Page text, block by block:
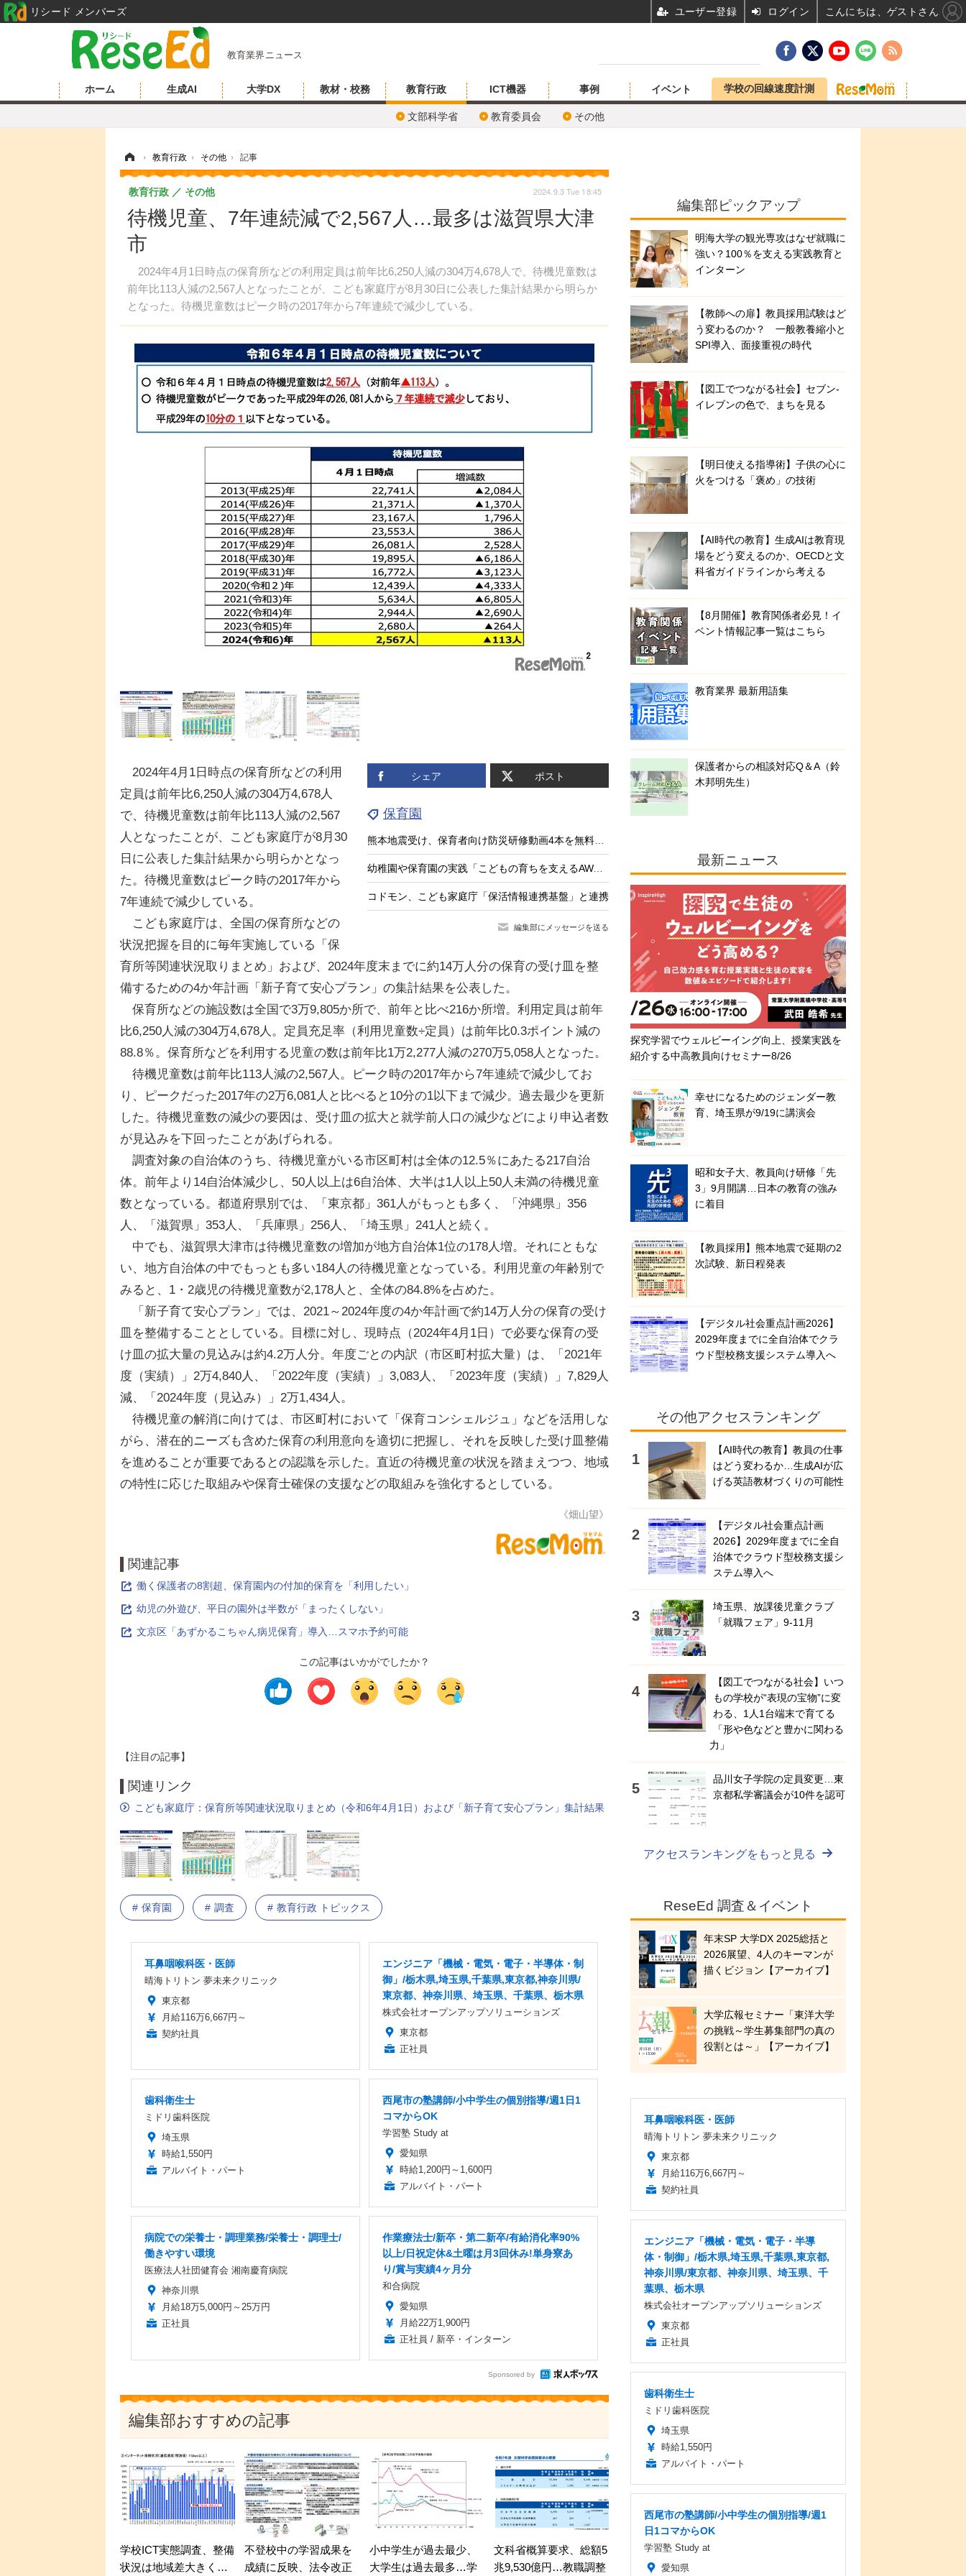
教育業界ニュース
ホーム 生成AI 大学DX 教材・校務 教育行政
文部科学省 教育委員会 その他
ICT機器 事例 イベント 学校の回線速度計測
› 教育行政 › その他 › 記事
待機児童、7年連続減で2,567人…最多は滋賀県大津
市
2024年4月1日時点の保育所などの利用定員は前年比6,250人減の304万4,678人で、待機児童数は
前年比113人減の2,567人となったことが、こども家庭庁が8月30日に公表した集計結果から明らか
となった。待機児童数はピーク時の2017年から7年連続で減少している。
教育行政 その他 2024.9.3 Tue 18:45
シェア ポスト
保育園
熊本地震受け、保育者向け防災研修動画4本を無料公開
幼稚園や保育園の実践「こどもの育ちを支えるAWARD」募集
コドモン、こども家庭庁「保活情報連携基盤」と連携
編集部にメッセージを送る
2024年4月1日時点の保育所などの利用
定員は前年比6,250人減の304万4,678人
で、待機児童数は前年比113人減の2,567
人となったことが、こども家庭庁が8月30
日に公表した集計結果から明らかとなっ
た。待機児童数はピーク時の2017年から
7年連続で減少している。
こども家庭庁は、全国の保育所などの
状況把握を目的に毎年実施している「保
育所等関連状況取りまとめ」および、2024年度末までに約14万人分の保育の受け皿を整
備するための4か年計画「新子育て安心プラン」の集計結果を公表した。
保育所などの施設数は全国で3万9,805か所で、前年と比べ216か所増。利用定員は前年
比6,250人減の304万4,678人。定員充足率（利用児童数÷定員）は前年比0.3ポイント減の
88.8％。保育所などを利用する児童の数は前年比1万2,277人減の270万5,058人となった。
待機児童数は前年比113人減の2,567人。ピーク時の2017年から7年連続で減少してお
り、ピークだった2017年の2万6,081人と比べると10分の1以下まで減少。過去最少を更新
した。待機児童数の減少の要因は、受け皿の拡大と就学前人口の減少などにより申込者数
が見込みを下回ったことがあげられる。
調査対象の自治体のうち、待機児童がいる市区町村は全体の12.5％にあたる217自治
体。前年より14自治体減少し、50人以上は6自治体、大半は1人以上50人未満の待機児童
数となっている。都道府県別では、「東京都」361人がもっとも多く、「沖縄県」356
人、「滋賀県」353人、「兵庫県」256人、「埼玉県」241人と続く。
中でも、滋賀県大津市は待機児童数の増加が地方自治体1位の178人増。それにともな
い、地方自治体の中でもっとも多い184人の待機児童となっている。利用児童の年齢別で
みると、1・2歳児の待機児童数が2,178人と、全体の84.8%を占めた。
「新子育て安心プラン」では、2021～2024年度の4か年計画で約14万人分の保育の受け
皿を整備することとしている。目標に対し、現時点（2024年4月1日）で必要な保育の受
け皿の拡大量の見込みは約4.2万人分。年度ごとの内訳（市区町村拡大量）は、「2021年
度（実績）」2万4,840人、「2022年度（実績）」3,083人、「2023年度（実績）」7,829人
減、「2024年度（見込み）」2万1,434人。
待機児童の解消に向けては、市区町村において「保育コンシェルジュ」などを活用しな
がら、潜在的ニーズも含めた保育の利用意向を適切に把握し、それを反映した受け皿整備
を進めることが重要であるとの認識を示した。直近の待機児童の状況を踏まえつつ、地域
の特性に応じた取組みや保育士確保の支援などの取組みを強化するとしている。
《畑山望》
関連記事
働く保護者の8割超、保育園内の付加的保育を「利用したい」
幼児の外遊び、平日の園外は半数が「まったくしない」
文京区「あずかるこちゃん病児保育」導入…スマホ予約可能
この記事はいかがでしたか？
【注目の記事】
関連リンク
こども家庭庁：保育所等関連状況取りまとめ（令和6年4月1日）および「新子育て安心プラン」集計結果
保育園 調査 教育行政 トピックス
耳鼻咽喉科医・医師
晴海トリトン 夢未来クリニック
東京都
月給116万6,667円～
契約社員
エンジニア「機械・電気・電子・半導体・制
御」/栃木県,埼玉県,千葉県,東京都,神奈川県/
東京都、神奈川県、埼玉県、千葉県、栃木県
株式会社オープンアップソリューションズ
東京都
正社員
歯科衛生士
ミドリ歯科医院
埼玉県
時給1,550円
アルバイト・パート
西尾市の塾講師/小中学生の個別指導/週1日1
コマからOK
学習塾 Study at
愛知県
時給1,200円～1,600円
アルバイト・パート
病院での栄養士・調理業務/栄養士・調理士/
働きやすい環境
医療法人社団健育会 湘南慶育病院
神奈川県
月給18万5,000円～25万円
正社員
作業療法士/新卒・第二新卒/有給消化率90%
以上/日祝定休&土曜は月3回休み!単身寮あ
り/賞与実績4ヶ月分
和合病院
愛知県
月給22万1,900円
正社員 / 新卒・インターン
Sponsored by
編集部おすすめの記事
学校ICT実態調査、整備
状況は地域差大きく…
不登校中の学習成果を
成績に反映、法令改正
小中学生が過去最少、
大学生は過去最多…学
文科省概算要求、総額5
兆9,530億円…教職調整
編集部ピックアップ
明海大学の観光専攻はなぜ就職に
強い？100％を支える実践教育と
インターン
【教師への扉】教員採用試験はど
う変わるのか？ 一般教養縮小と
SPI導入、面接重視の時代
【図工でつながる社会】セブン‐
イレブンの色で、まちを見る
【明日使える指導術】子供の心に
火をつける「褒め」の技術
【AI時代の教育】生成AIは教育現
場をどう変えるのか、OECDと文
科省ガイドラインから考える
【8月開催】教育関係者必見！イ
ベント情報記事一覧はこちら
教育業界 最新用語集
保護者からの相談対応Q＆A（鈴
木邦明先生）
最新ニュース
探究学習でウェルビーイング向上、授業実践を
紹介する中高教員向けセミナー8/26
幸せになるためのジェンダー教
育、埼玉県が9/19に講演会
昭和女子大、教員向け研修「先
3」9月開講…日本の教育の強み
に着目
【教員採用】熊本地震で延期の2
次試験、新日程発表
【デジタル社会重点計画2026】
2029年度までに全自治体でクラ
ウド型校務支援システム導入へ
その他アクセスランキング
【AI時代の教育】教員の仕事
はどう変わるか…生成AIが広
げる英語教材づくりの可能性
【デジタル社会重点計画
2026】2029年度までに全自
治体でクラウド型校務支援シ
ステム導入へ
埼玉県、放課後児童クラブ
「就職フェア」9-11月
【図工でつながる社会】いつ
もの学校が“表現の宝物”に変
わる、1人1台端末で育てる
「形や色などと豊かに関わる
力」
品川女子学院の定員変更…東
京都私学審議会が10件を認可
アクセスランキングをもっと見る
ReseEd 調査＆イベント
年末SP 大学DX 2025総括と
2026展望、4人のキーマンが
描くビジョン【アーカイブ】
大学広報セミナー「東洋大学
の挑戦～学生募集部門の真の
役割とは～」【アーカイブ】
耳鼻咽喉科医・医師
晴海トリトン 夢未来クリニック
東京都
月給116万6,667円～
契約社員
エンジニア「機械・電気・電子・半導
体・制御」/栃木県,埼玉県,千葉県,東京都,
神奈川県/東京都、神奈川県、埼玉県、千
葉県、栃木県
株式会社オープンアップソリューションズ
東京都
正社員
歯科衛生士
ミドリ歯科医院
埼玉県
時給1,550円
アルバイト・パート
西尾市の塾講師/小中学生の個別指導/週1
日1コマからOK
学習塾 Study at
愛知県
リシード メンバーズ ユーザー登録 ログイン こんにちは、ゲストさん